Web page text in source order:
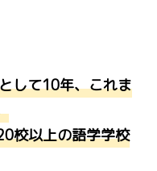
して10年、これま
校以上の語学学校